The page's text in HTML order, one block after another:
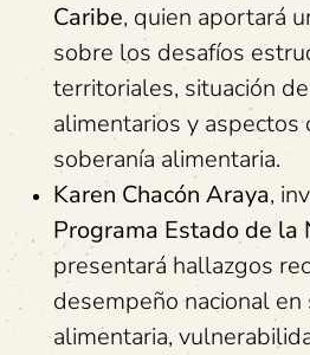
Caribe, quien aportará
sobre los desafíos
territoriales, situación
alimentarios y aspectos
soberanía alimentaria.
Karen Chacón Araya,
Programa Estado de la
presentará hallazgos
desempeño nacional en
alimentaria,